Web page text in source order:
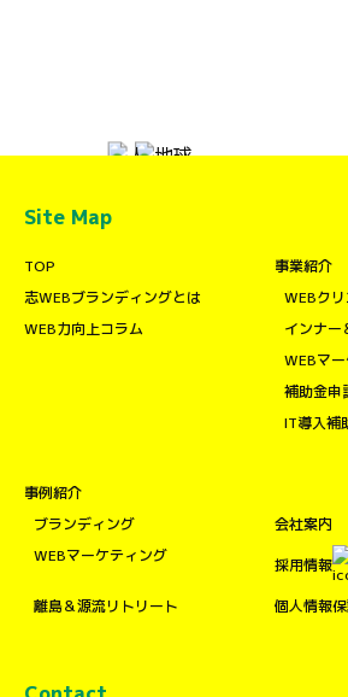
Site Map
TOP
志WEBブランディングとは
WEB力向上コラム
事業紹介
WEBク
インナー
WEBマ
補助金申
IT導入補
事例紹介
ブランディング
WEBマーケティング
離島＆源流リトリート
会社案内
採用情報
個人情報